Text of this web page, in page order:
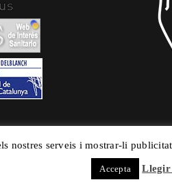
serveis i mostrar-li
Accepta Llegir